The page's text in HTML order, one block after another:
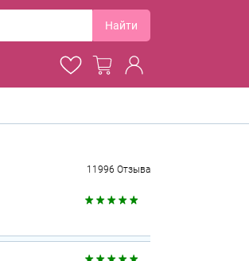
Найти
11996 Отзыва